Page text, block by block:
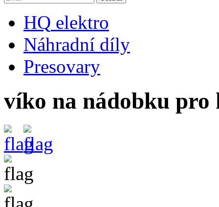
HQ elektro
Náhradní díly
Presovary
víko na nádobku